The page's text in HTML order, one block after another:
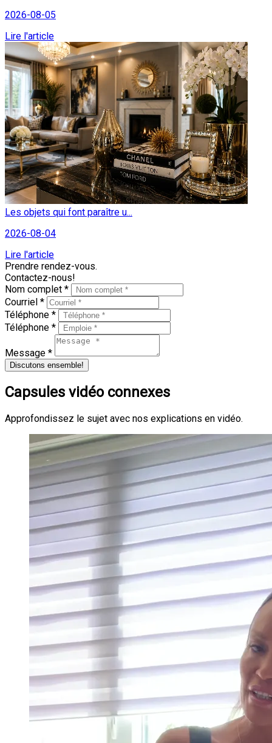
2026-08-05
Lire l'article
Les objets qui font paraître u...
2026-08-04
Lire l'article
Prendre rendez-vous.
Contactez-nous!
Nom complet *
Courriel *
Téléphone *
Téléphone *
Message *
Discutons ensemble!
Capsules vidéo connexes
Approfondissez le sujet avec nos explications en vidéo.